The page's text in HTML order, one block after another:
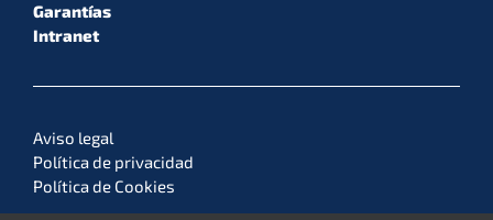
Garantías
Intranet
Aviso legal
Política de privacidad
Política de Cookies